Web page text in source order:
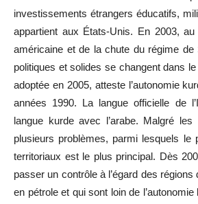
investissements étrangers éducatifs,
appartient aux États-Unis. En 2003,
américaine et de la chute du régime de
politiques et solides se changent dans
adoptée en 2005, atteste l’autonomie
années 1990. La langue officielle de l’
langue kurde avec l’arabe. Malgré
plusieurs problèmes, parmi lesquels le
territoriaux est le plus principal. Dès
passer un contrôle à l’égard des régions
en pétrole et qui sont loin de l’autonomie